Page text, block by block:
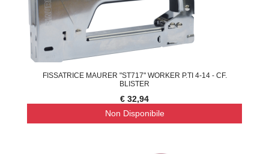
FISSATRICE MAURER "ST717" WORKER P.TI 4-14 - CF.
BLISTER
€ 32,94
Non Disponibile